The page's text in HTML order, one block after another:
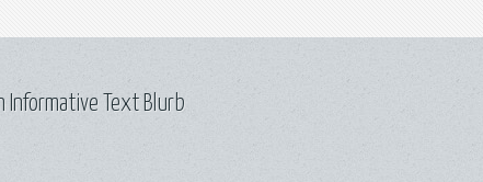
Informative Text Blurb